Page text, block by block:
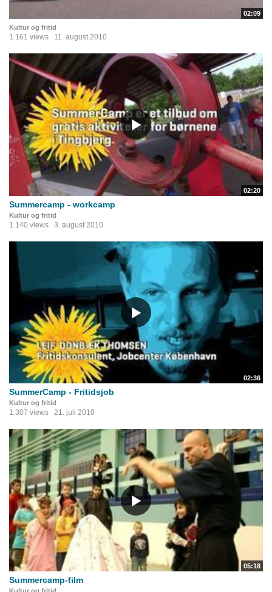
02:09
Kultur og fritid
1.161 views 11. august 2010
02:20
Summercamp - workcamp
Kultur og fritid
1.140 views 3. august 2010
02:36
SummerCamp - Fritidsjob
Kultur og fritid
1.307 views 21. juli 2010
05:18
Summercamp-film